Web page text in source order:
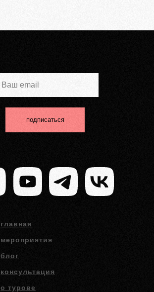
подписаться
главная
блог
мероприятия
консультация
о турове